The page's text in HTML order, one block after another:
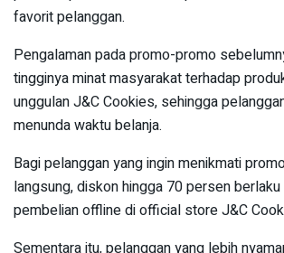
favorit pelanggan.
Pengalaman pada promo-promo
tingginya minat masyarakat terhadap
unggulan J&C Cookies, sehingga
menunda waktu belanja.
Bagi pelanggan yang ingin menikmati
langsung, diskon hingga 70 persen
pembelian offline di official store J&C
Sementara itu, pelanggan yang lebih